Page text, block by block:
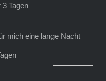
3 Tagen
mich eine lange Nacht